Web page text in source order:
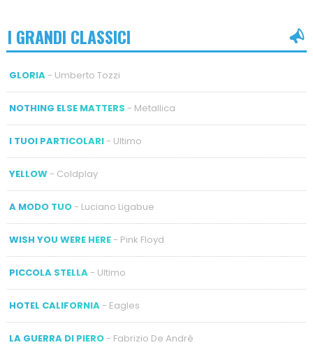
I GRANDI CLASSICI
GLORIA- Umberto Tozzi
NOTHING ELSE MATTERS - Metallica
I TUOI PARTICOLARI- Ultimo
YELLOW- Coldplay
A MODO TUO- Luciano Ligabue
WISH YOU WERE HERE- Pink Floyd
PICCOLA STELLA- Ultimo
HOTEL CALIFORNIA- Eagles
LA GUERRA DI PIERO- Fabrizio De André